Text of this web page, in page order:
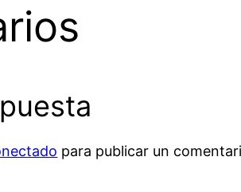
para publicar un